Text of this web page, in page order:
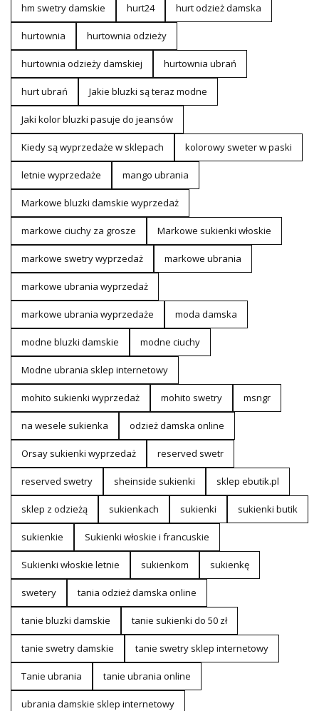
hm swetry damskie hurt24 hurt odzież damska
hurtownia hurtownia odzieży
hurtownia odzieży damskiej hurtownia ubrań
hurt ubrań Jakie bluzki są teraz modne
Jaki kolor bluzki pasuje do jeansów
Kiedy są wyprzedaże w sklepach kolorowy sweter w paski
letnie wyprzedaże mango ubrania
Markowe bluzki damskie wyprzedaż
markowe ciuchy za grosze Markowe sukienki włoskie
markowe swetry wyprzedaż markowe ubrania
markowe ubrania wyprzedaż
markowe ubrania wyprzedaże moda damska
modne bluzki damskie modne ciuchy
Modne ubrania sklep internetowy
mohito sukienki wyprzedaż mohito swetry msngr
na wesele sukienka odzież damska online
Orsay sukienki wyprzedaż reserved swetr
reserved swetry sheinside sukienki sklep ebutik.pl
sklep z odzieżą sukienkach sukienki sukienki butik
sukienkie Sukienki włoskie i francuskie
Sukienki włoskie letnie sukienkom sukienkę
swetery tania odzież damska online
tanie bluzki damskie tanie sukienki do 50 zł
tanie swetry damskie tanie swetry sklep internetowy
Tanie ubrania tanie ubrania online
ubrania damskie sklep internetowy